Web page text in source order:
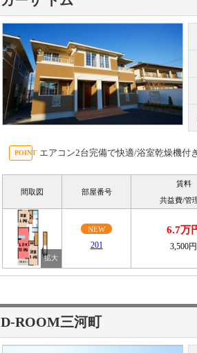
エアコン2台完備で快適/浴室乾燥機付
間取図 部屋番号
賃料
共益費/管
NEW
201
6.7万
3,500円
D-ROOM三河町